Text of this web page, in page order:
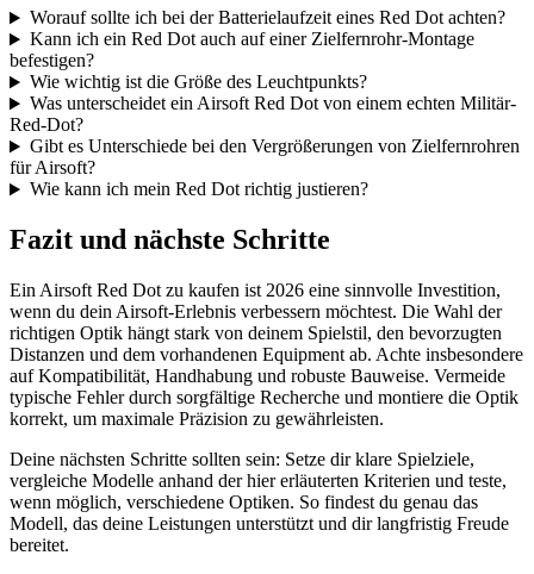
Worauf sollte ich bei der Batterielaufzeit eines Red Dot achten?
Kann ich ein Red Dot auch auf einer Zielfernrohr-Montage
befestigen?
Wie wichtig ist die Größe des Leuchtpunkts?
Was unterscheidet ein Airsoft Red Dot von einem echten Militär-
Red-Dot?
Gibt es Unterschiede bei den Vergrößerungen von Zielfernrohren
für Airsoft?
Wie kann ich mein Red Dot richtig justieren?
Fazit und nächste Schritte
Ein Airsoft Red Dot zu kaufen ist 2026 eine sinnvolle Investition,
wenn du dein Airsoft-Erlebnis verbessern möchtest. Die Wahl der
richtigen Optik hängt stark von deinem Spielstil, den bevorzugten
Distanzen und dem vorhandenen Equipment ab. Achte insbesondere
auf Kompatibilität, Handhabung und robuste Bauweise. Vermeide
typische Fehler durch sorgfältige Recherche und montiere die Optik
korrekt, um maximale Präzision zu gewährleisten.
Deine nächsten Schritte sollten sein: Setze dir klare Spielziele,
vergleiche Modelle anhand der hier erläuterten Kriterien und teste,
wenn möglich, verschiedene Optiken. So findest du genau das
Modell, das deine Leistungen unterstützt und dir langfristig Freude
bereitet.